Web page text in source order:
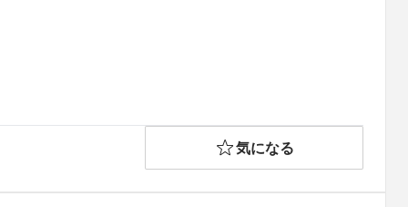
気になる